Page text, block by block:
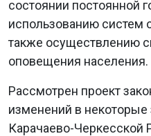
состоянии постоянной
использованию систем
также осуществлению
оповещения населения.
Рассмотрен проект
изменений в некоторые
Карачаево-Черкесской